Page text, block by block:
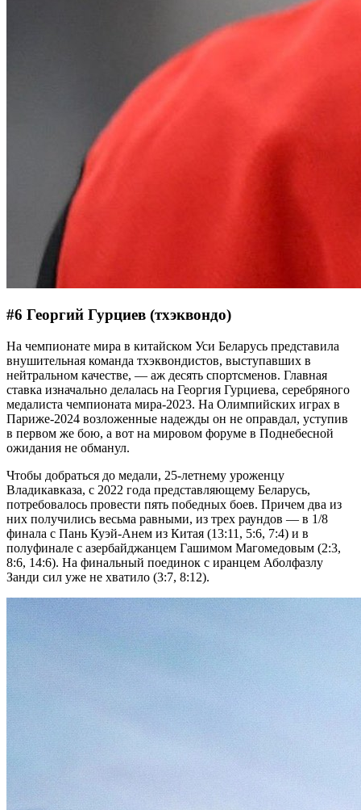
#6 Георгий Гурциев (тхэквондо)
На чемпионате мира в китайском Уси Беларусь представила
внушительная команда тхэквондистов, выступавших в
нейтральном качестве, — аж десять спортсменов. Главная
ставка изначально делалась на Георгия Гурциева, серебряного
медалиста чемпионата мира-2023. На Олимпийских играх в
Париже-2024 возложенные надежды он не оправдал, уступив
в первом же бою, а вот на мировом форуме в Поднебесной
ожидания не обманул.
Чтобы добраться до медали, 25-летнему уроженцу
Владикавказа, с 2022 года представляющему Беларусь,
потребовалось провести пять победных боев. Причем два из
них получились весьма равными, из трех раундов — в 1/8
финала с Пань Куэй-Анем из Китая (13:11, 5:6, 7:4) и в
полуфинале с азербайджанцем Гашимом Магомедовым (2:3,
8:6, 14:6). На финальный поединок с иранцем Аболфазлу
Занди сил уже не хватило (3:7, 8:12).